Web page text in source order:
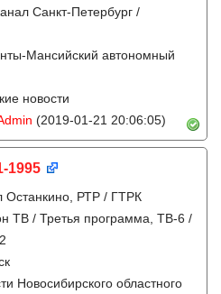
Санкт-Петербург /
Мансийский автономный
новости
(2019-01-21 20:06:05)
1995
Останкино, РТР / ГТРК
ТВ / Третья программа, ТВ-6 /
Новосибирского областного